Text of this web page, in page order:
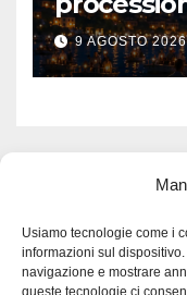
Usiamo tecnologie come i
informazioni sul
navigazione e mostrare
queste tecnologie ci
9 AGOSTO